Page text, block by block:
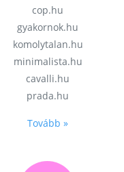
cop.hu
gyakornok.hu
komolytalan.hu
minimalista.hu
cavalli.hu
prada.hu
Tovább »